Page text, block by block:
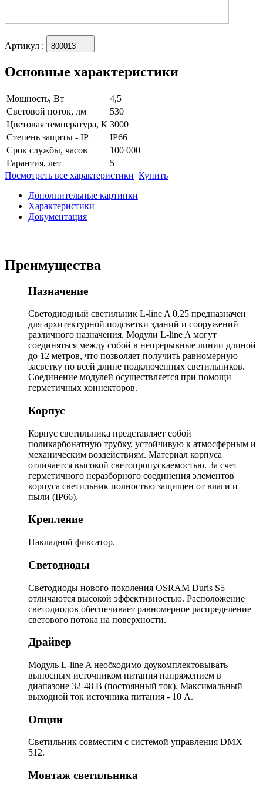
Артикул : 800013
Основные характеристики
Мощность, Вт
4,5
Световой поток, лм
530
Цветовая температура, К 3000
Степень защиты - IP
IP66
Срок службы, часов
100 000
Гарантия, лет
5
Посмотреть все характеристики Купить
Дополнительные картинки
Характеристики
Документация
Преимущества
Назначение
Светодиодный светильник L-line A 0,25 предназначен
для архитектурной подсветки зданий и сооружений
различного назначения. Модули L-line A могут
соединяться между собой в непрерывные линии длиной
до 12 метров, что позволяет получить равномерную
засветку по всей длине подключенных светильников.
Соединение модулей осуществляется при помощи
герметичных коннекторов.
Корпус
Корпус светильника представляет собой
поликарбонатную трубку, устойчивую к атмосферным и
механическим воздействиям. Материал корпуса
отличается высокой светопропускаемостью. За счет
герметичного неразборного соединения элементов
корпуса светильник полностью защищен от влаги и
пыли (IP66).
Крепление
Накладной фиксатор.
Светодиоды
Светодиоды нового поколения OSRAM Duris S5
отличаются высокой эффективностью. Расположение
светодиодов обеспечивает равномерное распределение
светового потока на поверхности.
Драйвер
Модуль L-line A необходимо доукомплектовывать
выносным источником питания напряжением в
диапазоне 32-48 В (постоянный ток). Максимальный
выходной ток источника питания - 10 А.
Опции
Светильник совместим с системой управления DMX
512.
Монтаж светильника